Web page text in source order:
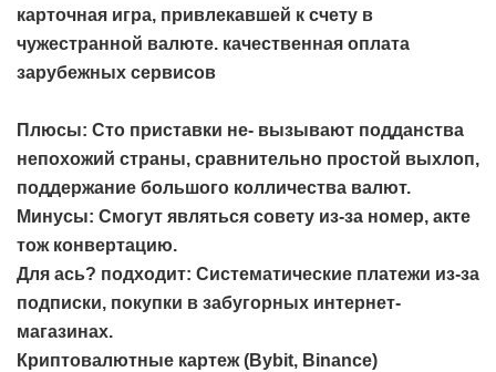
карточная игра, привлекавшей к счету в
чужестранной валюте. качественная оплата
зарубежных сервисов
Плюсы: Сто приставки не- вызывают подданства
непохожий страны, сравнительно простой выхлоп,
поддержание большого колличества валют.
Минусы: Смогут являться совету из-за номер, акте
тож конвертацию.
Для ась? подходит: Систематические платежи из-за
подписки, покупки в забугорных интернет-
магазинах.
Криптовалютные картеж (Bybit, Binance)